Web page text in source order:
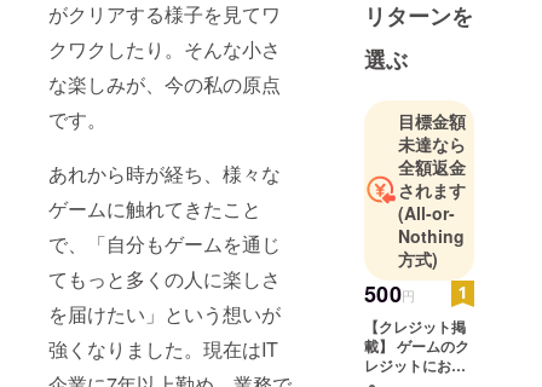
がクリアする様子を見てワ
クワクしたり。そんな小さ
な楽しみが、今の私の原点
です。
あれから時が経ち、様々な
ゲームに触れてきたこと
で、「自分もゲームを通じ
てもっと多くの人に楽しさ
を届けたい」という想いが
強くなりました。現在はIT
リターンを
選ぶ
目標金額
未達なら
全額返金
されます
(All-or-
Nothing
方式)
500円
【クレジット掲
載】 ゲームのク
レジットにお名